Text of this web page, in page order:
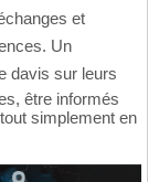
et
Un
sur leurs
être informés
simplement en